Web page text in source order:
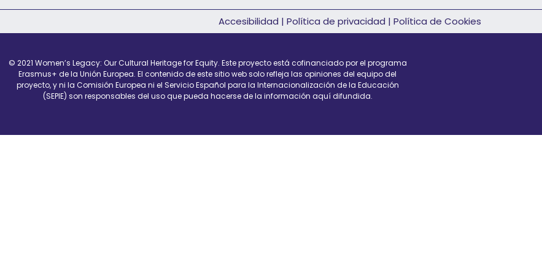
Accesibilidad | Política de privacidad | Política de Cookies
© 2021 Women’s Legacy: Our Cultural Heritage for Equity. Este proyecto está cofinanciado por el programa
Erasmus+ de la Unión Europea. El contenido de este sitio web solo refleja las opiniones del equipo del
proyecto, y ni la Comisión Europea ni el Servicio Español para la Internacionalización de la Educación
(SEPIE) son responsables del uso que pueda hacerse de la información aquí difundida.